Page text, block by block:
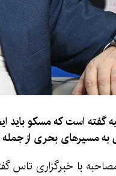
است که مسکو باید
به مسیرهای بحری از
با خبرگزاری تاس